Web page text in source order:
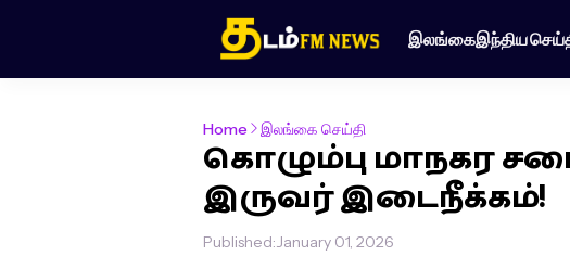
இலங்கைஇந்திய
Home இலங்கை செய்தி
கொழும்பு மாநகர
இருவர் இடைநீக்கம்!
Published:January 01, 2026